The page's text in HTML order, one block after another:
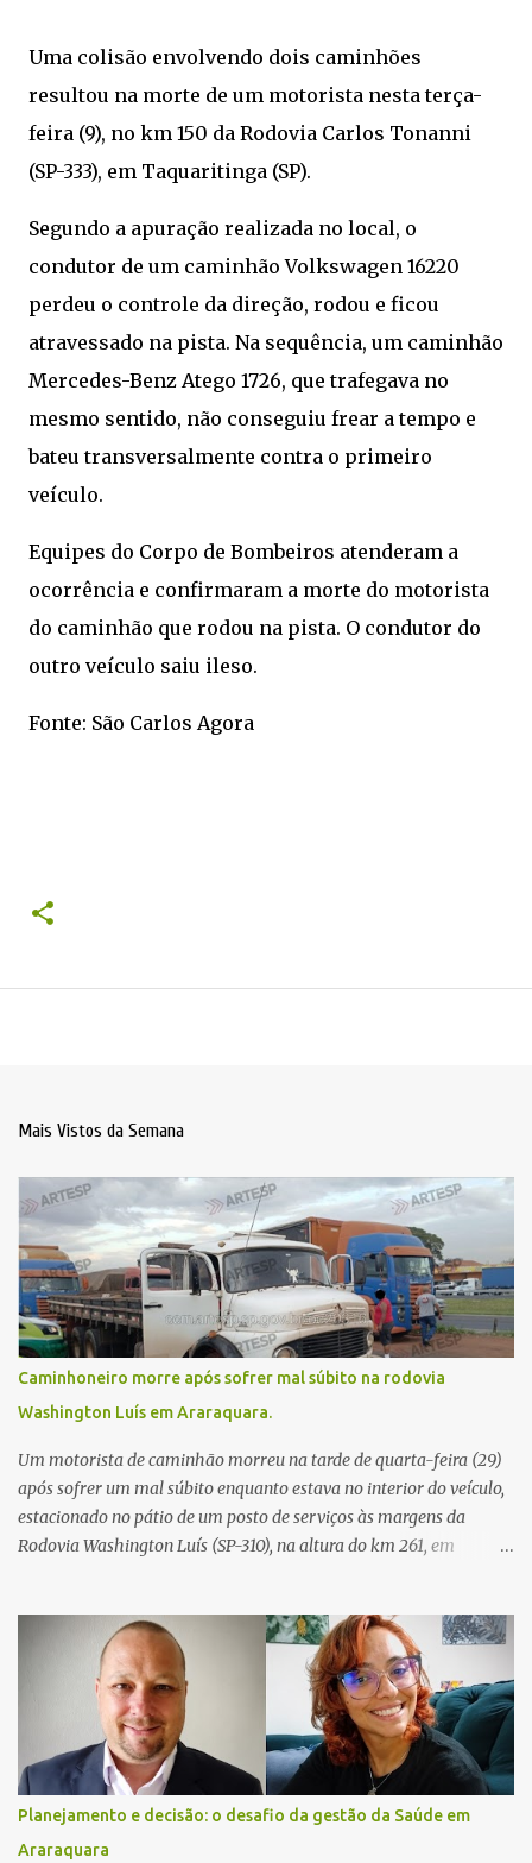
Uma colisão envolvendo dois caminhões
resultou na morte de um motorista nesta terça-
feira (9), no km 150 da Rodovia Carlos Tonanni
(SP-333), em Taquaritinga (SP).
Segundo a apuração realizada no local, o
condutor de um caminhão Volkswagen 16220
perdeu o controle da direção, rodou e ficou
atravessado na pista. Na sequência, um caminhão
Mercedes-Benz Atego 1726, que trafegava no
mesmo sentido, não conseguiu frear a tempo e
bateu transversalmente contra o primeiro
veículo.
Equipes do Corpo de Bombeiros atenderam a
ocorrência e confirmaram a morte do motorista
do caminhão que rodou na pista. O condutor do
outro veículo saiu ileso.
Fonte: São Carlos Agora
Mais Vistos da Semana
Caminhoneiro morre após sofrer mal súbito na rodovia
Washington Luís em Araraquara.
Um motorista de caminhão morreu na tarde de quarta-feira (29)
após sofrer um mal súbito enquanto estava no interior do veículo,
estacionado no pátio de um posto de serviços às margens da
Rodovia Washington Luís (SP-310), na altura do km 261, em
relatos de que havia um condutor inconsciente dentro de um
caminhão. Equipes de resgate foram rapidamente deslocadas ao
local e encontraram a vítima em parada cardiorrespiratória. Os
socorristas iniciaram imediatamente as manobras de reanimação
cardiopulmonar (RCP), porém, apesar de todos os esforços, o
motorista não respondeu aos procedimentos. Às 17h03, médicos
da Unidade de Suporte Avançado constataram o óbito da vítima.
Fonte: São Carlos Agora
Planejamento e decisão: o desafio da gestão da Saúde em
Araraquara